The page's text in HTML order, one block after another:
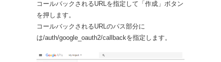
コールバックされるURLを指定して「作成」ボタン
を押します。
コールバックされるURLのパス部分に
は/auth/google_oauth2/callbackを指定します。